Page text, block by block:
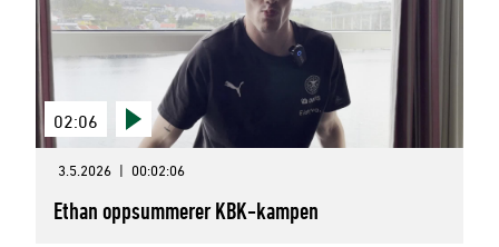
02:06
3.5.2026 | 00:02:06
Ethan oppsummerer KBK-kampen